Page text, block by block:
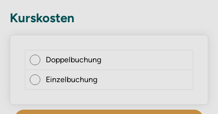
Kurskosten
Doppelbuchung
Einzelbuchung